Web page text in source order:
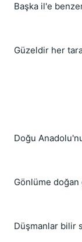
Başka il'e
Güzeldir her
Doğu
Gönlüme doğan
Düşmanlar bilir